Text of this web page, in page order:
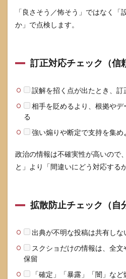
「良さそう／怖そう」ではなく「
か」で点検します。
訂正対応チェック（信
誤解を招く点が出たとき、訂
相手を貶めるより、根拠や
る
強い煽りや断定で支持を集
政治の情報は不確実性が高いので
と」より「間違いにどう対応する
拡散防止チェック（自
出典が不明な投稿は共有しな
スクショだけの情報は、全
保留
「確定」「暴露」「闇」な